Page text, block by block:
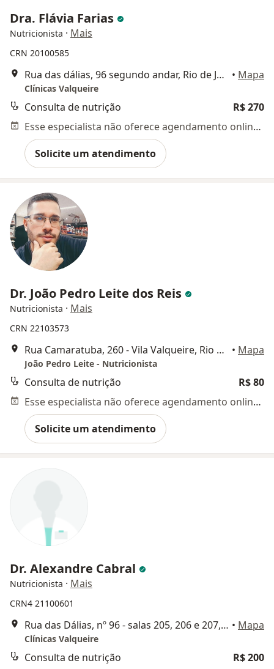
Dra. Flávia Farias
Nutricionista · Mais
CRN 20100585
Rua das dálias, 96 segundo andar, Rio de Janeiro • Mapa
Clínicas Valqueire
Consulta de nutrição
R$ 270
Esse especialista não oferece agendamento online para esse endereço.
Solicite um atendimento
Dr. João Pedro Leite dos Reis
Nutricionista · Mais
CRN 22103573
Rua Camaratuba, 260 - Vila Valqueire, Rio de Janeiro • Mapa
João Pedro Leite - Nutricionista
Consulta de nutrição
R$ 80
Esse especialista não oferece agendamento online para esse endereço.
Solicite um atendimento
Dr. Alexandre Cabral
Nutricionista · Mais
CRN4 21100601
Rua das Dálias, nº 96 - salas 205, 206 e 207, Rio de Janeiro • Mapa
Clínicas Valqueire
Consulta de nutrição
R$ 200